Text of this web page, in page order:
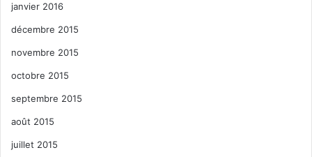
janvier 2016
décembre 2015
novembre 2015
octobre 2015
septembre 2015
août 2015
juillet 2015